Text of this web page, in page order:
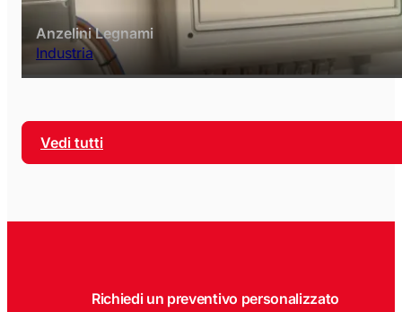
Anzelini Legnami
Industria
Vedi tutti
Richiedi un preventivo personalizzato